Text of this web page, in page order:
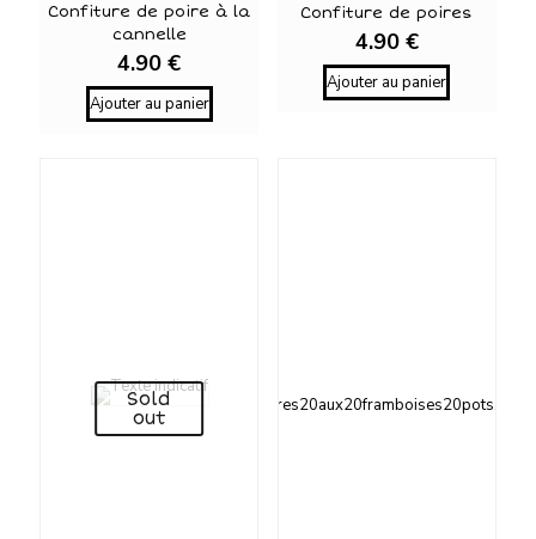
Confiture de poire à la
cannelle
4.90 €
Ajouter au panier
Confiture de poires
4.90 €
Ajouter au panier
Sold
out